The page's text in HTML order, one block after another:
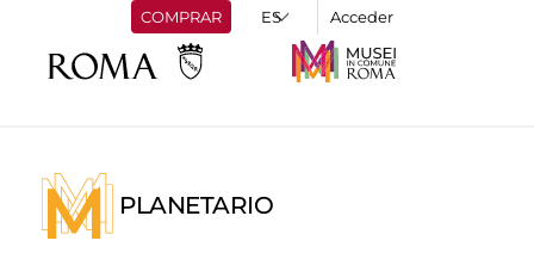
COMPRAR Acceder
PLANETARIO